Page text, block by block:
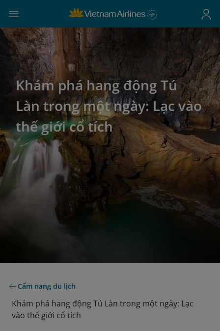
Khám phá hang động Tú
Làn trong một ngày: Lạc vào
thế giới cổ tích
Cẩm nang du lịch
Khám phá hang động Tú Làn trong một ngày: Lạc
vào thế giới cổ tích